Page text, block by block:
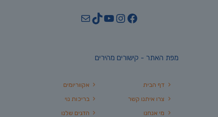
Facebook
Instagram
YouTube
TikTok
Mail
מפת האתר - קישורים מהירים
אקווריומים
בריכות נוי
הדגים שלנו
דף הבית
צרו איתנו קשר
מי אנחנו